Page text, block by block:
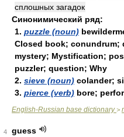
сплошных загадок
Синонимический ряд:
1. puzzle (noun)
Closed book; conundrum;
mystery; Mystification;
puzzler; question; Why
2. sieve (noun) colander;
3. pierce (verb) bore;
English-Russian base dictionary>
4
guess